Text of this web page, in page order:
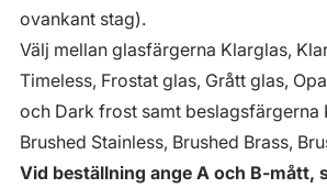
ovankant stag).
Välj mellan glasfärgerna Klarglas,
Timeless, Frostat glas, Grått glas,
och Dark frost samt beslagsfärgerna
Brushed Stainless, Brushed Brass,
Vid beställning ange A och B-mått,